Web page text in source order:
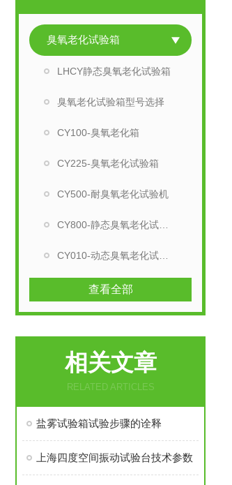
臭氧老化试验箱
LHCY静态臭氧老化试验箱
臭氧老化试验箱型号选择
CY100-臭氧老化箱
CY225-臭氧老化试验箱
CY500-耐臭氧老化试验机
查看全部
相关文章
RELATED ARTICLES
盐雾试验箱试验步骤的诠释
上海四度空间振动试验台技术参数